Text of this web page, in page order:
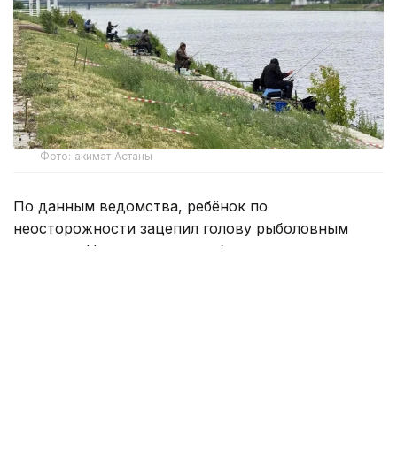
Фото: акимат Астаны
По данным ведомства, ребёнок по
неосторожности зацепил голову рыболовным
крючком. Находившиеся поблизости спасатели,